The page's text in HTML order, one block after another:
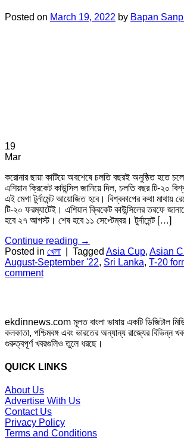
Posted on March 19, 2022 by Bapan
19
Mar
করোনার ছায়া কাটিয়ে অবশেষে চলতি বছরই অনুষ্ঠিত হতে
এশিয়ান ক্রিকেট কাউন্সিল জানিয়ে দিল, চলতি বছর টি-২০
এই মেগা টুর্নামেন্ট আয়োজিত হবে। বিশ্বকাপের কথা মাথায়
টি-২০ ফরম্যাটেই। এশিয়ান ক্রিকেট কাউন্সিলের তরফে
হবে ২৭ আগস্ট। শেষ হবে ১১ সেপ্টেম্বর। টুর্নামেন্ট […]
Continue reading →
Posted in খেলা Tagged Asia Cup, Asian
August-September '22, Sri Lanka, T-20
comment
ekdinnews.com মূলত বাংলা ভাষায় একটি ডিজিটাল
কলকাতা, পশ্চিমবঙ্গ এবং ভারতের অন্যান্য রাজ্যের বিভিন্ন
গুরুত্বপূর্ণ খবরগুলিও তুলে ধরছে।
QUICK LINKS
About Us
Advertise With Us
Contact Us
Privacy Policy
Terms and Conditions